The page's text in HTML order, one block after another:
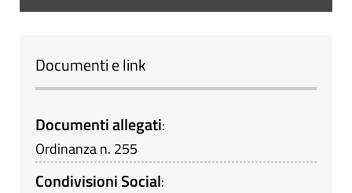
Documenti e link
Documenti allegati:
Ordinanza n. 255
Condivisioni Social: